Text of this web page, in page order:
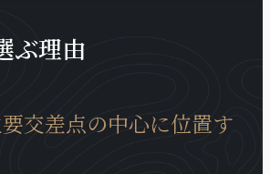
ぶ理由
交差点の中心に位置す